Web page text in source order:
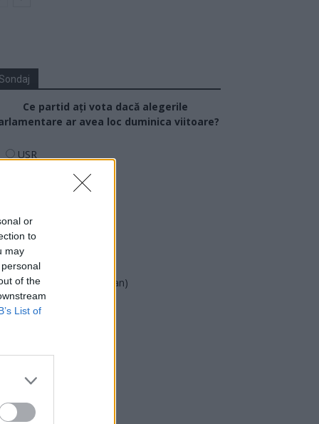
or
to
may
of the
List of
Ce partid ați vota dacă alegerile
ar avea loc duminica viitoare?
USR
AUR
UDMR
PMP (Tomac)
Forța Dreptei (L. Orban)
PNȚMM
POT (Gavrilă)
PACE (Peia)